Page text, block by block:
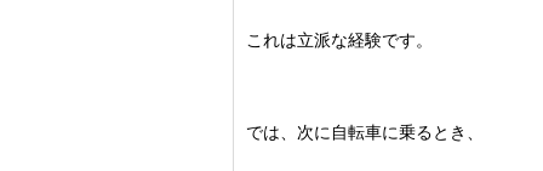
これは立派な経験です。
では、次に自転車に乗るとき、